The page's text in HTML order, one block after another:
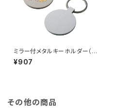
ミラー付メタルキーホルダー（ラ
ウンド） マットシルバー MG
¥907
その他の商品